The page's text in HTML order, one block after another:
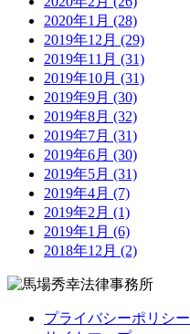
2020年1月 (28)
2019年12月 (29)
2019年11月 (31)
2019年10月 (31)
2019年9月 (30)
2019年8月 (32)
2019年7月 (31)
2019年6月 (30)
2019年5月 (31)
2019年4月 (7)
2019年2月 (1)
2019年1月 (6)
2018年12月 (2)
プライバシーポリシー